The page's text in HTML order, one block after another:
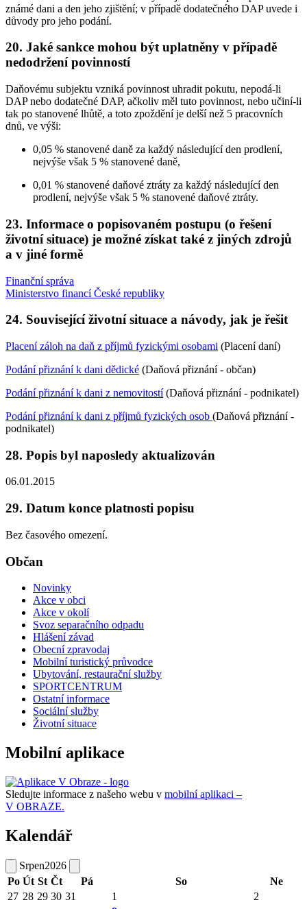
známé dani a den jeho zjištění; v případě dodatečného DAP uvede i
důvody pro jeho podání.
20. Jaké sankce mohou být uplatněny v případě
nedodržení povinností
Daňovému subjektu vzniká povinnost uhradit pokutu, nepodá-li
DAP nebo dodatečné DAP, ačkoliv měl tuto povinnost, nebo učiní-li
tak po stanovené lhůtě, a toto zpoždění je delší než 5 pracovních
dnů, ve výši:
0,05 % stanovené daně za každý následující den prodlení,
nejvýše však 5 % stanovené daně,
0,01 % stanovené daňové ztráty za každý následující den
prodlení, nejvýše však 5 % stanovené daňové ztráty.
23. Informace o popisovaném postupu (o řešení
životní situace) je možné získat také z jiných zdrojů
a v jiné formě
Finanční správa
Ministerstvo financí České republiky
24. Související životní situace a návody, jak je řešit
Placení záloh na daň z příjmů fyzickými osobami (Placení daní)
Podání přiznání k dani dědické (Daňová přiznání - občan)
Podání přiznání k dani z nemovitostí(Daňová přiznání - podnikatel)
Podání přiznání k dani z příjmů fyzických osob (Daňová přiznání -
podnikatel)
28. Popis byl naposledy aktualizován
06.01.2015
29. Datum konce platnosti popisu
Bez časového omezení.
Občan
Novinky
Akce v obci
Akce v okolí
Svoz separačního odpadu
Hlášení závad
Obecní zpravodaj
Mobilní turistický průvodce
Ubytování, restaurační služby
SPORTCENTRUM
Ostatní informace
Sociální služby
Životní situace
Mobilní aplikace
Sledujte informace z našeho webu v mobilní aplikaci –
V OBRAZE.
Kalendář
Srpen2026
Po Út St Čt Pá So
Ne
27 28 29 30 31 1 2